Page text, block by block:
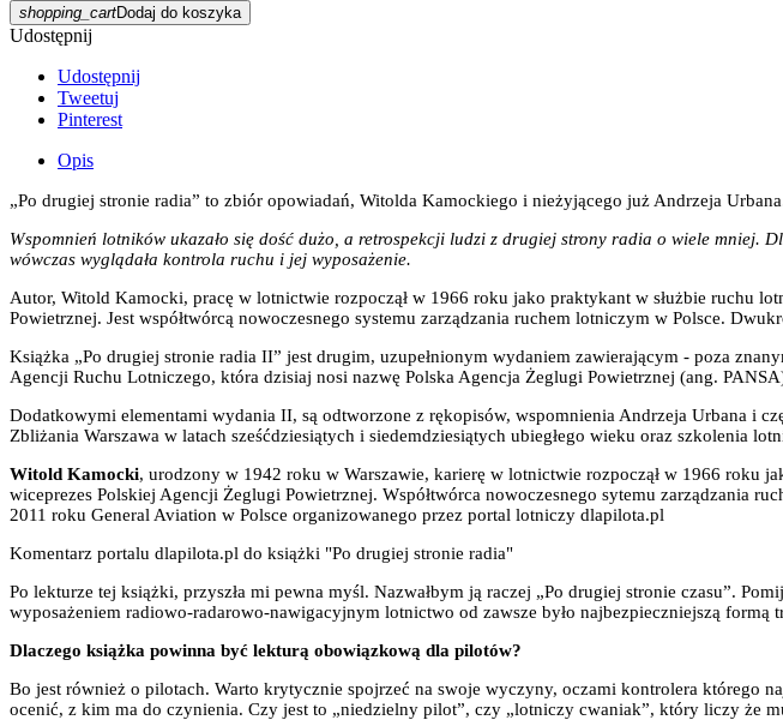
shopping_cartDodaj do koszyka
Udostępnij
Udostępnij
Tweetuj
Pinterest
Opis
„Po drugiej stronie radia” to zbiór opowiadań, Witolda Kamockiego i nieżyjącego już Andrzeja
Wspomnień lotników ukazało się dość dużo, a retrospekcji ludzi z drugiej strony radia o wiele mniej.
wówczas wyglądała kontrola ruchu i jej wyposażenie.
Autor, Witold Kamocki, pracę w lotnictwie rozpoczął w 1966 roku jako praktykant w służbie ruchu
Powietrznej. Jest współtwórcą nowoczesnego systemu zarządzania ruchem lotniczym w Polsce.
Książka „Po drugiej stronie radia II” jest drugim, uzupełnionym wydaniem zawierającym - poza
Agencji Ruchu Lotniczego, która dzisiaj nosi nazwę Polska Agencja Żeglugi Powietrznej (ang.
Dodatkowymi elementami wydania II, są odtworzone z rękopisów, wspomnienia Andrzeja Urbana i
Zbliżania Warszawa w latach sześćdziesiątych i siedemdziesiątych ubiegłego wieku oraz szkolenia
Witold Kamocki, urodzony w 1942 roku w Warszawie, karierę w lotnictwie rozpoczął w 1966 roku
wiceprezes Polskiej Agencji Żeglugi Powietrznej. Współtwórca nowoczesnego sytemu zarządzania
2011 roku General Aviation w Polsce organizowanego przez portal lotniczy dlapilota.pl
Komentarz portalu dlapilota.pl do książki "Po drugiej stronie radia"
Po lekturze tej książki, przyszła mi pewna myśl. Nazwałbym ją raczej „Po drugiej stronie czasu”.
wyposażeniem radiowo-radarowo-nawigacyjnym lotnictwo od zawsze było najbezpieczniejszą formą
Dlaczego książka powinna być lekturą obowiązkową dla pilotów?
Bo jest również o pilotach. Warto krytycznie spojrzeć na swoje wyczyny, oczami kontrolera którego
ocenić, z kim ma do czynienia. Czy jest to „niedzielny pilot”, czy „lotniczy cwaniak”, który liczy że